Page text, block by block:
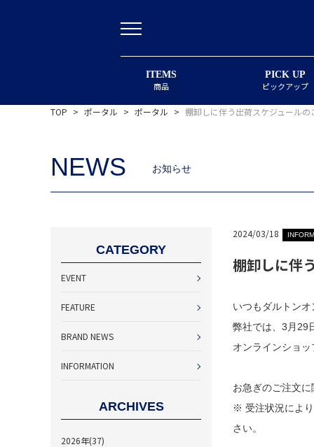
ITEMS
商品
PICK UP
ピックアップ
TOP > ポータル > ポータル > 棚卸しに伴う出荷スケジュール
NEWS お知らせ
CATEGORY
EVENT
FEATURE
BRAND NEWS
INFORMATION
ARCHIVES
2026年(37)
2024/03/18
棚卸しに伴
いつもダルトン
弊社では、3月29
オンラインショ
お急ぎのご注文
※ 受注状況によ
さい。